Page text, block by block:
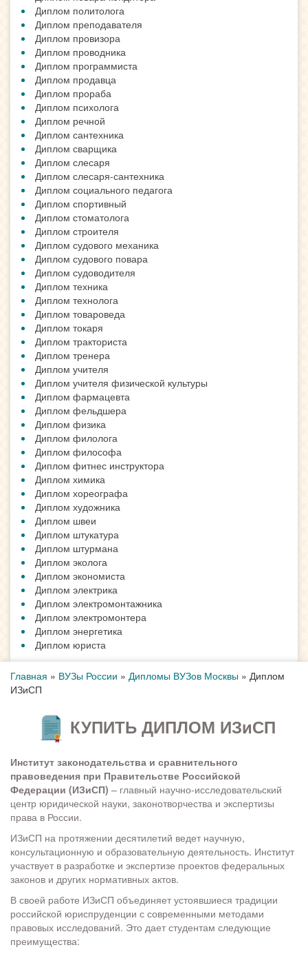
Диплом политолога
Диплом преподавателя
Диплом провизора
Диплом проводника
Диплом программиста
Диплом продавца
Диплом прораба
Диплом психолога
Диплом речной
Диплом сантехника
Диплом сварщика
Диплом слесаря
Диплом слесаря-сантехника
Диплом социального педагога
Диплом спортивный
Диплом стоматолога
Диплом строителя
Диплом судового механика
Диплом судового повара
Диплом судоводителя
Диплом техника
Диплом технолога
Диплом товароведа
Диплом токаря
Диплом тракториста
Диплом тренера
Диплом учителя
Диплом учителя физической культуры
Диплом фармацевта
Диплом фельдшера
Диплом физика
Диплом филолога
Диплом философа
Диплом фитнес инструктора
Диплом химика
Диплом хореографа
Диплом художника
Диплом швеи
Диплом штукатура
Диплом штурмана
Диплом эколога
Диплом экономиста
Диплом электрика
Диплом электромонтажника
Диплом электромонтера
Диплом энергетика
Диплом юриста
Главная » ВУЗы России » Дипломы ВУЗов Москвы » Диплом
ИЗиСП
КУПИТЬ ДИПЛОМ ИЗиСП
Институт законодательства и сравнительного
правоведения при Правительстве Российской
Федерации (ИЗиСП) – главный научно-исследовательский
центр юридической науки, законотворчества и экспертизы
права в России.
ИЗиСП на протяжении десятилетий ведет научную,
консультационную и образовательную деятельность. Институт
участвует в разработке и экспертизе проектов федеральных
законов и других нормативных актов.
В своей работе ИЗиСП объединяет устоявшиеся традиции
российской юриспруденции с современными методами
правовых исследований. Это дает студентам следующие
преимущества: